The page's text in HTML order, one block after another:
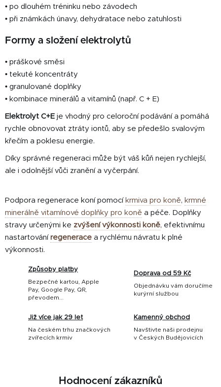
• po dlouhém tréninku nebo závodech
• při známkách únavy, dehydratace nebo zatuhlosti
Formy a složení elektrolytů
• práškové směsi
• tekuté koncentráty
• granulované doplňky
• kombinace minerálů a vitamínů (např. C + E)
Elektrolyt C+E je vhodný pro celoroční podávání a pomáhá
rychle obnovovat ztráty iontů, aby se předešlo svalovým
křečím a poklesu energie.
Díky správné regeneraci může být váš kůň nejen rychlejší,
ale i odolnější vůči zranění a vyčerpání.
Podpora regenerace koní pomocí krmiva pro koně, krmné
minerálně vitamínové doplňky pro koně a péče. Doplňky
stravy určenými ke zvýšení výkonnosti koně, efektivnímu
nastartování regenerace a rychlému návratu k plné
výkonnosti.
Způsoby platby
Bezpečné kartou, Apple
Pay, Google Pay, QR,
převodem...
Doprava od 59 Kč
Objednávku vám doručíme
kurýrní službou
Již více jak 29 let
Na českém trhu značkových
zvířecích krmiv
Kamenný obchod
Navštivte naši prodejnu
v Českých Budějovicích
Hodnocení zákazníků